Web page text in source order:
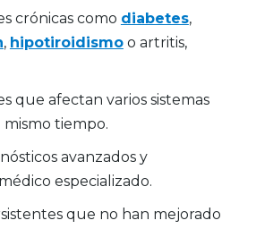
crónicas como diabetes,
, hipotiroidismoo artritis,
que afectan varios sistemas
tiempo.
avanzados y
especializado.
que no han mejorado